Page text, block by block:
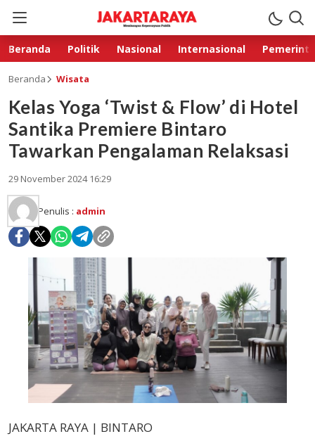
Beranda Politik Nasional Internasional
Beranda Wisata
Kelas Yoga ‘Twist & Flow’ di Hotel
Santika Premiere Bintaro
Tawarkan Pengalaman Relaksasi
29 November 2024 16:29
Penulis : admin
JAKARTA RAYA | BINTARO